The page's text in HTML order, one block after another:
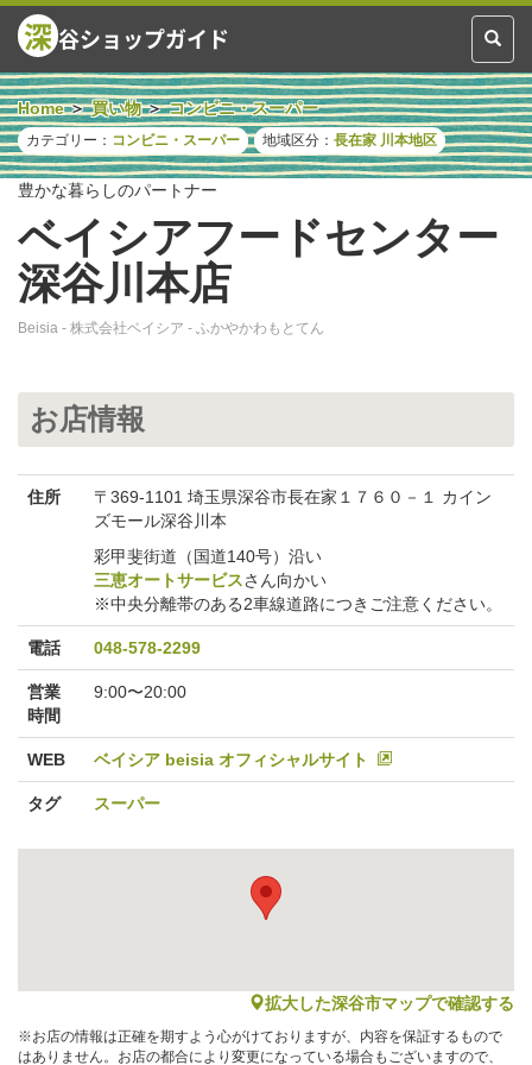
Toggle
深 谷ショップガイド
Home 買い物 コンビニ・スーパー
カテゴリー： コンビニ・スーパー 地域区分： 長在家 川本地区
豊かな暮らしのパートナー
ベイシアフードセンター
深谷川本店
Beisia - 株式会社ベイシア - ふかやかわもとてん
お店情報
住所
〒369-1101 埼玉県深谷市長在家１７６０－１ カイン
ズモール深谷川本
彩甲斐街道（国道140号）沿い
三恵オートサービスさん向かい
※中央分離帯のある2車線道路につきご注意ください。
電話 048-578-2299
営業
時間
9:00〜20:00
WEB ベイシア beisia オフィシャルサイト
タグ スーパー
map
拡大した深谷市マップで確認する
※お店の情報は正確を期すよう心がけておりますが、内容を保証するもので
はありません。お店の都合により変更になっている場合もございますので、